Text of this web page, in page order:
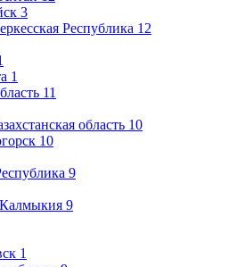
3
Республика 12
1
11
область 10
10
9
9
1